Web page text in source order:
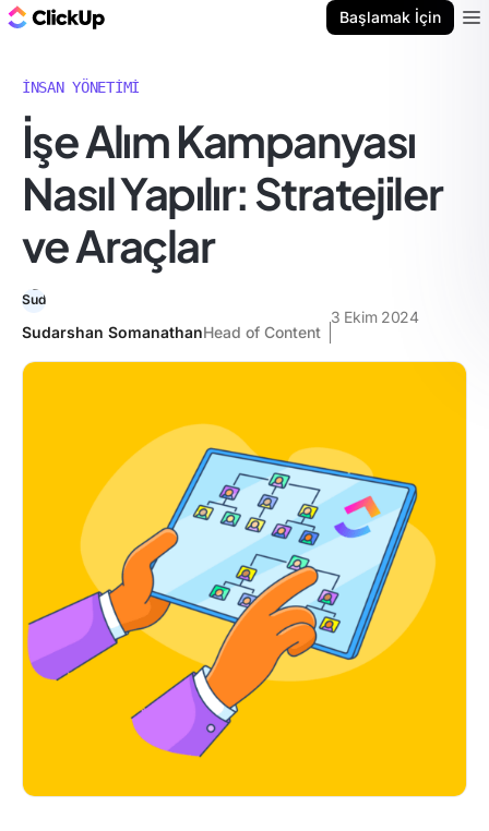
Başlamak İçin
İNSAN YÖNETIMI
İşe Alım Kampanyası
Nasıl Yapılır: Stratejiler
ve Araçlar
Sudarshan SomanathanHead of Content
3 Ekim 2024